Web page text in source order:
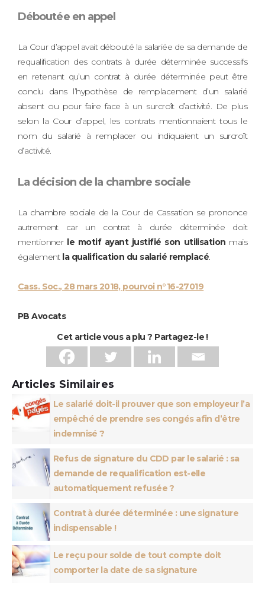
Déboutée en appel
La Cour d’appel avait débouté la salariée de sa demande de
requalification des contrats à durée déterminée successifs
en retenant qu’un contrat à durée déterminée peut être
conclu dans l’hypothèse de remplacement d’un salarié
absent ou pour faire face à un surcroît d’activité. De plus
selon la Cour d’appel, les contrats mentionnaient tous le
nom du salarié à remplacer ou indiquaient un surcroît
d’activité.
La décision de la chambre sociale
La chambre sociale de la Cour de Cassation se prononce
autrement car un contrat à durée déterminée doit
mentionner le motif ayant justifié son utilisation mais
également la qualification du salarié remplacé.
Cass. Soc., 28 mars 2018, pourvoi n°16-27019
PB Avocats
Cet article vous a plu ? Partagez-le !
Articles Similaires
Le salarié doit-il prouver que son employeur l’a
empêché de prendre ses congés afin d’être
indemnisé ?
Refus de signature du CDD par le salarié : sa
demande de requalification est-elle
automatiquement refusée ?
Contrat à durée déterminée : une signature
indispensable !
Le reçu pour solde de tout compte doit
comporter la date de sa signature